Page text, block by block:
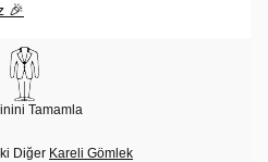
🎉
Tamamla
Diğer Kareli Gömlek